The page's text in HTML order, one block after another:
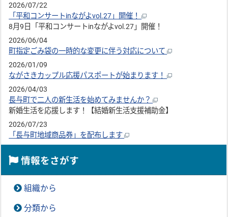
2026/07/22
「平和コンサートinながよvol.27」開催！
8月9日「平和コンサートinながよvol.27」開催！
2026/06/04
町指定ごみ袋の一時的な変更に伴う対応について
2026/01/09
ながさきカップル応援パスポートが始まります！
2026/04/03
長与町で二人の新生活を始めてみませんか？
新婚生活を応援します！【結婚新生活支援補助金】
2026/07/23
「長与町地域商品券」を配布します
情報をさがす
組織から
分類から